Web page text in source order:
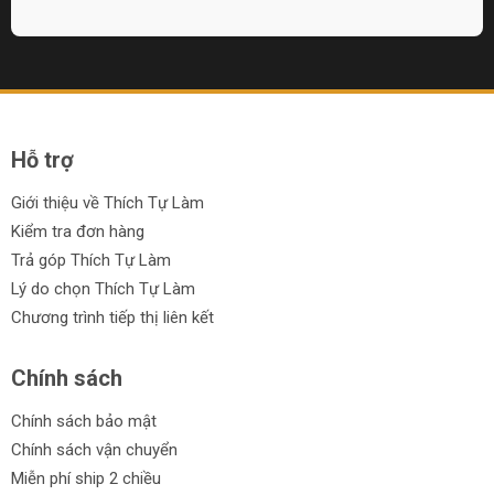
máy móc cầm tay này, và dưới đây là những phân tích của
Hỗ trợ
Giới thiệu về Thích Tự Làm
Kiểm tra đơn hàng
Trả góp Thích Tự Làm
Lý do chọn Thích Tự Làm
Chương trình tiếp thị liên kết
Chính sách
Chính sách bảo mật
Chính sách vận chuyển
Miễn phí ship 2 chiều